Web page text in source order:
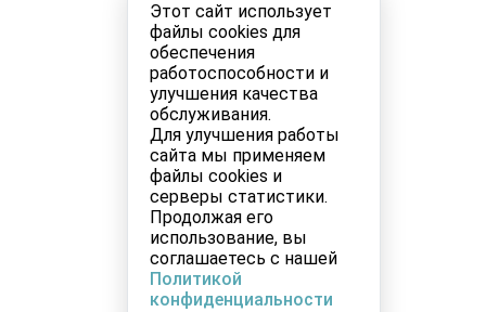
Этот сайт использует
файлы cookies для
обеспечения
работоспособности и
улучшения качества
обслуживания.
Для улучшения работы
сайта мы применяем
файлы cookies и
серверы статистики.
Продолжая его
использование, вы
соглашаетесь с нашей
Политикой
конфиденциальности